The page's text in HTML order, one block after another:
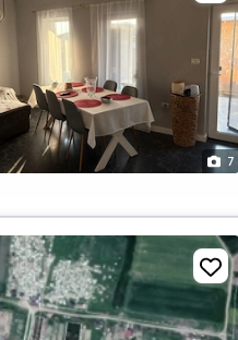
7